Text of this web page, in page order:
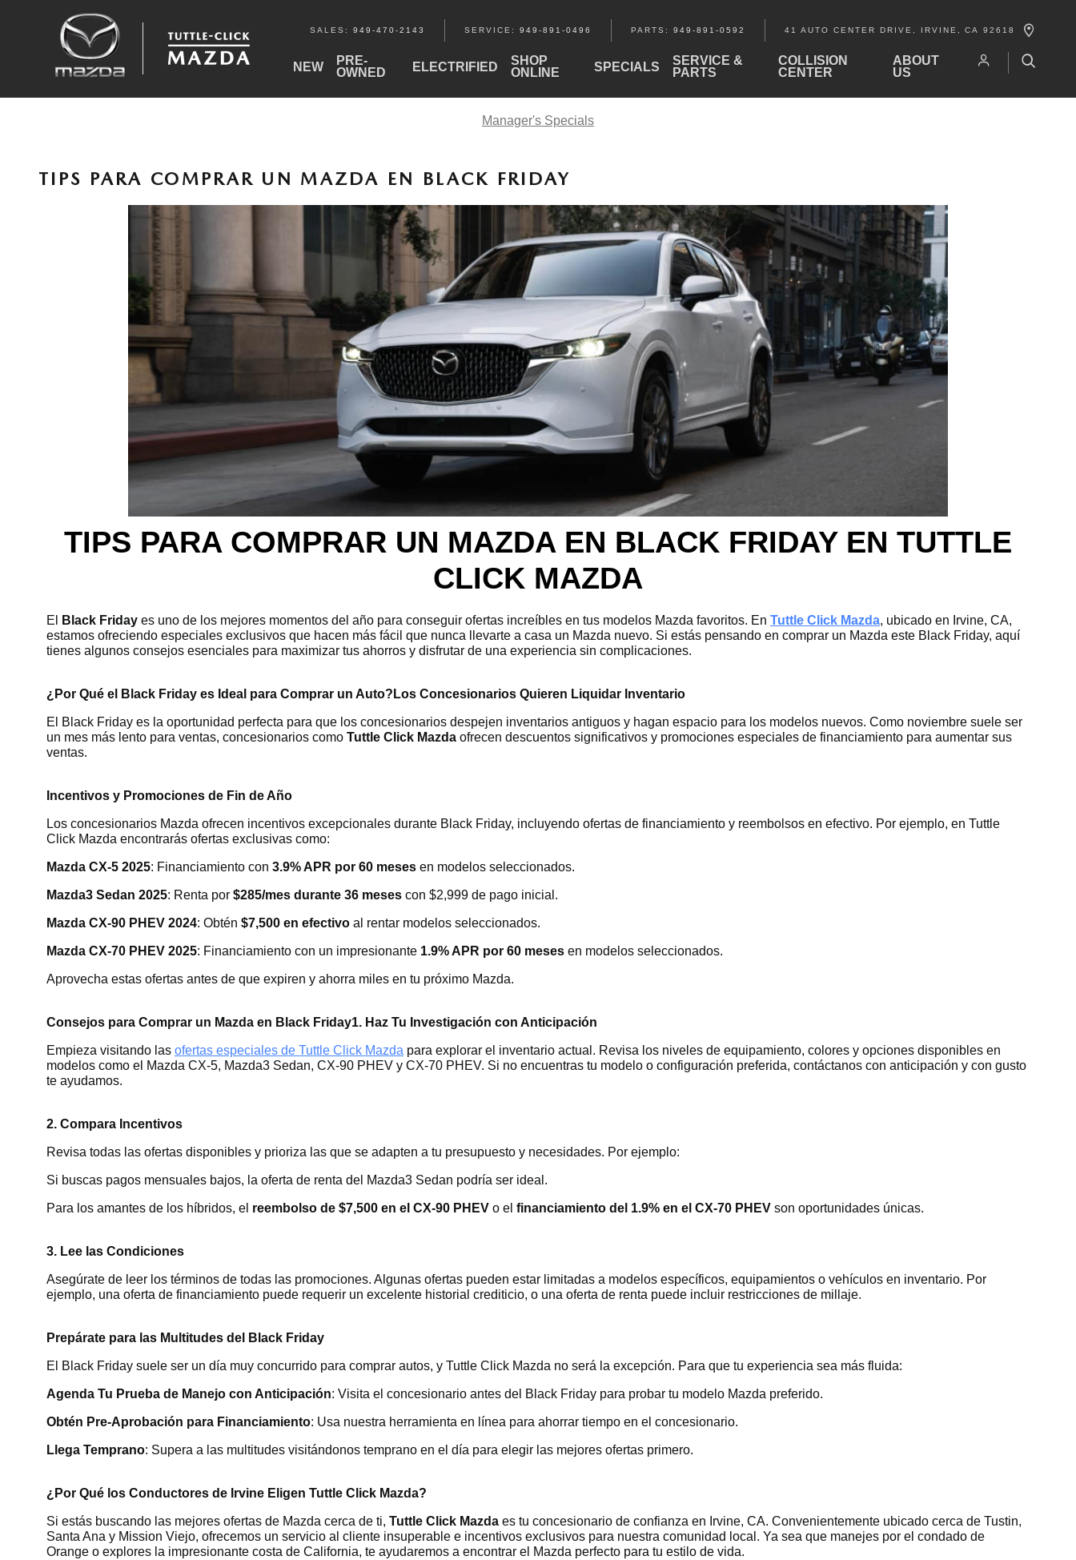
SALES : 949-470-2143 SERVICE : 949-891-0496 PARTS : 949-891-0592 41 AUTO CENTER DRIVE IRVINE CA 92618
NEW
PRE-
OWNED
ELECTRIFIED
SHOP
ONLINE
SPECIALS
SERVICE &
PARTS
COLLISION
CENTER
ABOUT
US
Manager's Specials
TIPS PARA COMPRAR UN MAZDA EN BLACK FRIDAY
TIPS PARA COMPRAR UN MAZDA EN BLACK FRIDAY EN TUTTLE
CLICK MAZDA
El Black Friday es uno de los mejores momentos del año para conseguir ofertas increíbles en tus modelos Mazda favoritos. En Tuttle Click Mazda, ubicado en Irvine, CA,
estamos ofreciendo especiales exclusivos que hacen más fácil que nunca llevarte a casa un Mazda nuevo. Si estás pensando en comprar un Mazda este Black Friday, aquí
tienes algunos consejos esenciales para maximizar tus ahorros y disfrutar de una experiencia sin complicaciones.
¿Por Qué el Black Friday es Ideal para Comprar un Auto? Los Concesionarios Quieren Liquidar Inventario
El Black Friday es la oportunidad perfecta para que los concesionarios despejen inventarios antiguos y hagan espacio para los modelos nuevos. Como noviembre suele ser
un mes más lento para ventas, concesionarios como Tuttle Click Mazda ofrecen descuentos significativos y promociones especiales de financiamiento para aumentar sus
ventas.
Incentivos y Promociones de Fin de Año
Los concesionarios Mazda ofrecen incentivos excepcionales durante Black Friday, incluyendo ofertas de financiamiento y reembolsos en efectivo. Por ejemplo, en Tuttle
Click Mazda encontrarás ofertas exclusivas como:
Mazda CX-5 2025: Financiamiento con 3.9% APR por 60 meses en modelos seleccionados.
Mazda3 Sedan 2025: Renta por $285/mes durante 36 meses con $2,999 de pago inicial.
Mazda CX-90 PHEV 2024: Obtén $7,500 en efectivo al rentar modelos seleccionados.
Mazda CX-70 PHEV 2025: Financiamiento con un impresionante 1.9% APR por 60 meses en modelos seleccionados.
Aprovecha estas ofertas antes de que expiren y ahorra miles en tu próximo Mazda.
Consejos para Comprar un Mazda en Black Friday1. Haz Tu Investigación con Anticipación
Empieza visitando las ofertas especiales de Tuttle Click Mazda para explorar el inventario actual. Revisa los niveles de equipamiento, colores y opciones disponibles en
modelos como el Mazda CX-5, Mazda3 Sedan, CX-90 PHEV y CX-70 PHEV. Si no encuentras tu modelo o configuración preferida, contáctanos con anticipación y con gusto
te ayudamos.
2. Compara Incentivos
Revisa todas las ofertas disponibles y prioriza las que se adapten a tu presupuesto y necesidades. Por ejemplo:
Si buscas pagos mensuales bajos, la oferta de renta del Mazda3 Sedan podría ser ideal.
Para los amantes de los híbridos, el reembolso de $7,500 en el CX-90 PHEV o el financiamiento del 1.9% en el CX-70 PHEV son oportunidades únicas.
3. Lee las Condiciones
Asegúrate de leer los términos de todas las promociones. Algunas ofertas pueden estar limitadas a modelos específicos, equipamientos o vehículos en inventario. Por
ejemplo, una oferta de financiamiento puede requerir un excelente historial crediticio, o una oferta de renta puede incluir restricciones de millaje.
Prepárate para las Multitudes del Black Friday
El Black Friday suele ser un día muy concurrido para comprar autos, y Tuttle Click Mazda no será la excepción. Para que tu experiencia sea más fluida:
Agenda Tu Prueba de Manejo con Anticipación: Visita el concesionario antes del Black Friday para probar tu modelo Mazda preferido.
Obtén Pre-Aprobación para Financiamiento: Usa nuestra herramienta en línea para ahorrar tiempo en el concesionario.
Llega Temprano: Supera a las multitudes visitándonos temprano en el día para elegir las mejores ofertas primero.
¿Por Qué los Conductores de Irvine Eligen Tuttle Click Mazda?
Si estás buscando las mejores ofertas de Mazda cerca de ti, Tuttle Click Mazda es tu concesionario de confianza en Irvine, CA. Convenientemente ubicado cerca de Tustin,
Santa Ana y Mission Viejo, ofrecemos un servicio al cliente insuperable e incentivos exclusivos para nuestra comunidad local. Ya sea que manejes por el condado de
Orange o explores la impresionante costa de California, te ayudaremos a encontrar el Mazda perfecto para tu estilo de vida.